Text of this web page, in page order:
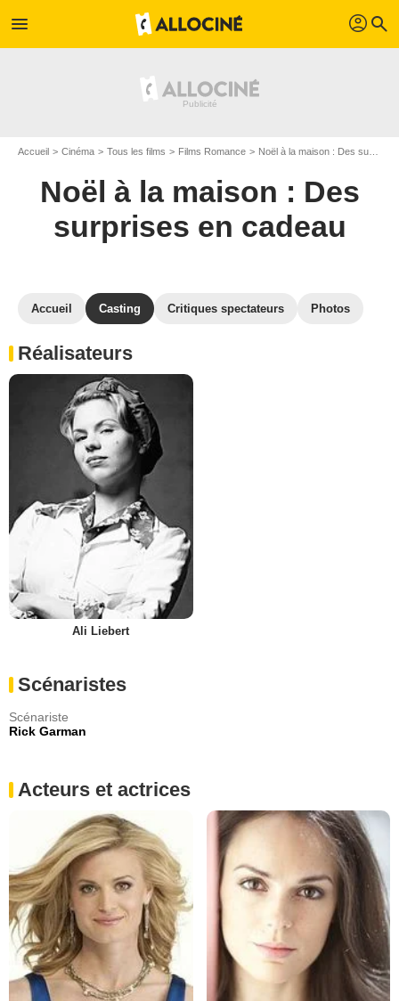
menu profil search
Accueil Cinéma Tous les films Films Romance Noël à la maison : Des surprises en cadeau
Noël à la maison : Des
surprises en cadeau
Accueil Casting Critiques spectateurs Photos
Réalisateurs
Ali Liebert
Scénaristes
Scénariste
Rick Garman
Acteurs et actrices